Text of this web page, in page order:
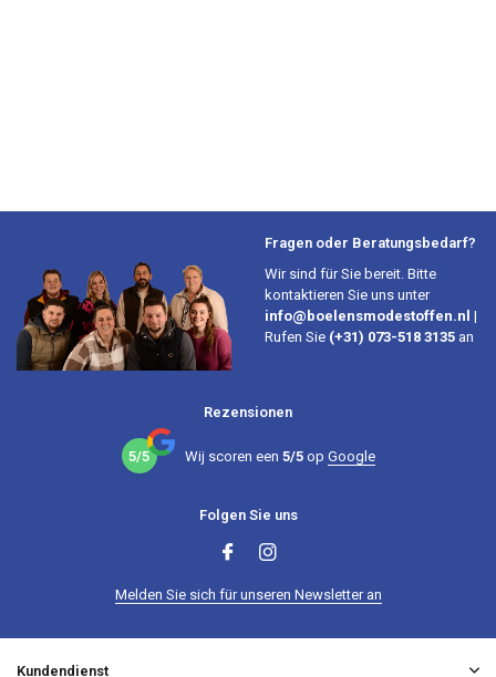
Fragen oder Beratungsbedarf?
Wir sind für Sie bereit. Bitte
kontaktieren Sie uns unter
info@boelensmodestoffen.nl |
Rufen Sie (+31) 073-518 3135 an
Rezensionen
5/5 Wij scoren een 5/5op Google
Folgen Sie uns
Melden Sie sich für unseren Newsletter an
Kundendienst